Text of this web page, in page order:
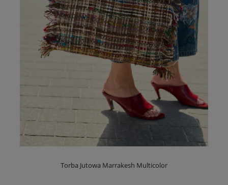
Torba Jutowa Marrakesh Multicolor